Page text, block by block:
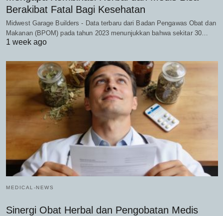
Berakibat Fatal Bagi Kesehatan
Midwest Garage Builders - Data terbaru dari Badan Pengawas Obat dan
Makanan (BPOM) pada tahun 2023 menunjukkan bahwa sekitar 30…
1 week ago
MEDICAL-NEWS
Sinergi Obat Herbal dan Pengobatan Medis